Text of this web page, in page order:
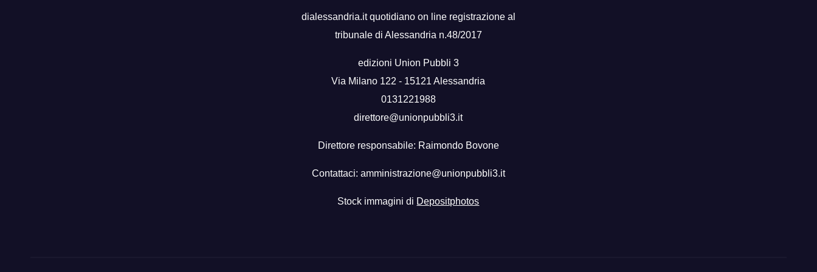
dialessandria.it quotidiano on line registrazione al
tribunale di Alessandria n.48/2017
edizioni Union Pubbli 3
Via Milano 122 - 15121 Alessandria
0131221988
direttore@unionpubbli3.it
Direttore responsabile: Raimondo Bovone
Contattaci: amministrazione@unionpubbli3.it
Stock immagini di Depositphotos